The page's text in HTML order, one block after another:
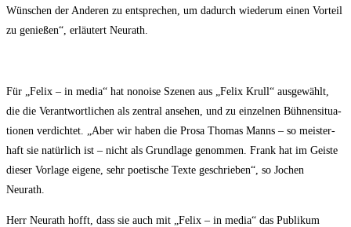
Wün­schen der Ande­ren zu ent­spre­chen, um dadurch wie­der­um einen Vor­teil
zu genie­ßen“, erläu­tert Neurath.
Für „Felix – in media“ hat nonoi­se Sze­nen aus „Felix Krull“ aus­ge­wählt,
die die Ver­ant­wort­li­chen als zen­tral anse­hen, und zu ein­zel­nen Büh­nen­si­tua­
tio­nen ver­dich­tet. „Aber wir haben die Pro­sa Tho­mas Manns – so meis­ter­
haft sie natür­lich ist – nicht als Grund­la­ge genom­men. Frank hat im Geis­te
die­ser Vor­la­ge eige­ne, sehr poe­ti­sche Tex­te geschrie­ben“, so Jochen
Neurath.
Herr Neu­r­a­th hofft, dass sie auch mit „Felix – in media“ das Publi­kum